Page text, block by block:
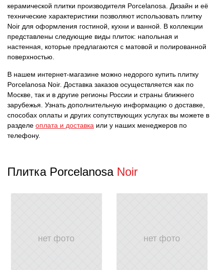
керамической плитки производителя Porcelanosa. Дизайн и её
технические характеристики позволяют использовать плитку
Noir для оформления гостиной, кухни и ванной. В коллекции
представлены следующие виды плиток: напольная и
настенная, которые предлагаются с матовой и полированной
поверхностью.
В нашем интернет-магазине можно недорого купить плитку
Porcelanosa Noir. Доставка заказов осуществляется как по
Москве, так и в другие регионы России и страны ближнего
зарубежья. Узнать дополнительную информацию о доставке,
способах оплаты и других сопутствующих услугах вы можете в
разделе оплата и доставка или у наших менеджеров по
телефону.
Плитка Porcelanosa Noir
нет фото нет фото